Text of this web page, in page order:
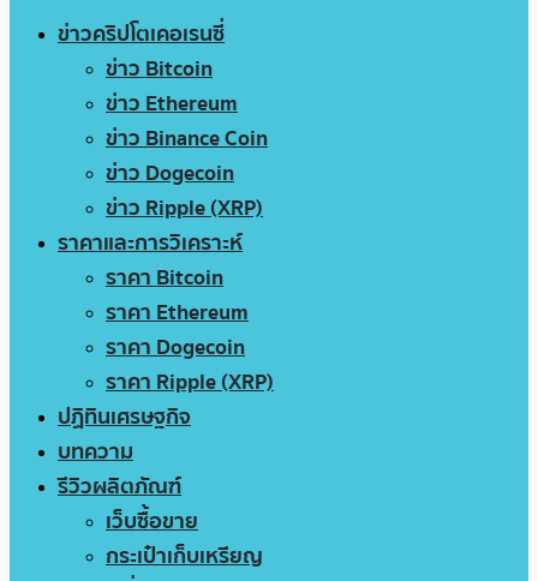
ข่าวคริปโตเคอเรนซี่
ข่าว Bitcoin
ข่าว Ethereum
ข่าว Binance Coin
ข่าว Dogecoin
ข่าว Ripple (XRP)
ราคาและการวิเคราะห์
ราคา Bitcoin
ราคา Ethereum
ราคา Dogecoin
ราคา Ripple (XRP)
ปฏิทินเศรษฐกิจ
บทความ
รีวิวผลิตภัณฑ์
เว็บซื้อขาย
กระเป๋าเก็บเหรียญ